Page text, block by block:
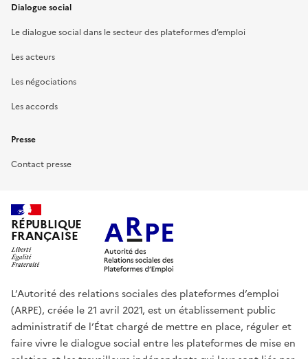
Dialogue social
Le dialogue social dans le secteur des plateformes d’emploi
Les acteurs
Les négociations
Les accords
Presse
Contact presse
RÉPUBLIQUE
FRANÇAISE
L’Autorité des relations sociales des plateformes d’emploi
(ARPE), créée le 21 avril 2021, est un établissement public
administratif de l’État chargé de mettre en place, réguler et
faire vivre le dialogue social entre les plateformes de mise en